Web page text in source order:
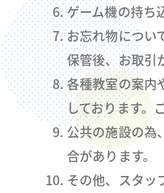
ゲーム機の持ち
お忘れ物につい
保管後、お取引
各種教室の案内
しております。
公共の施設の為
合があります。
その他、スタッ